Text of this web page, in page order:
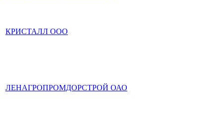
КРИСТАЛЛ ООО
ЛЕНАГРОПРОМДОРСТРОЙ ОАО